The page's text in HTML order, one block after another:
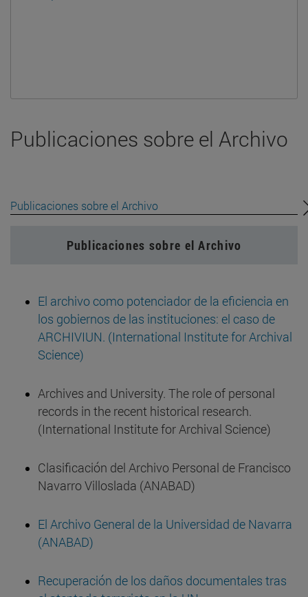
Publicaciones sobre el Archivo
Publicaciones sobre el Archivo
Publicaciones sobre el Archivo
El archivo como potenciador de la eficiencia en
los gobiernos de las instituciones: el caso de
ARCHIVIUN. (International Institute for Archival
Science)
Archives and University. The role of personal
records in the recent historical research.
(International Institute for Archival Science)
Clasificación del Archivo Personal de Francisco
Navarro Villoslada (ANABAD)
El Archivo General de la Universidad de Navarra
(ANABAD)
Recuperación de los daños documentales tras